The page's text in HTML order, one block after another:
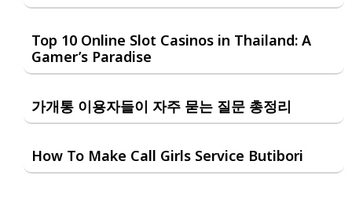
Top 10 Online Slot Casinos in Thailand: A
Gamer’s Paradise
가개통 이용자들이 자주 묻는 질문 총정리
How To Make Call Girls Service Butibori